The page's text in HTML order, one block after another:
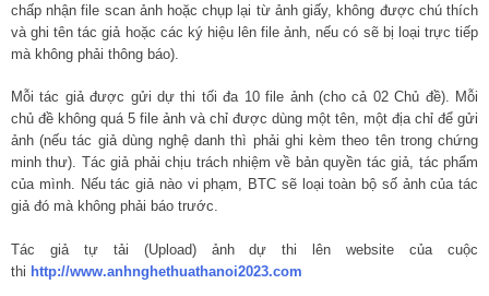
chấp nhận file scan ảnh hoặc chụp lại từ ảnh giấy, không được chú thích
và ghi tên tác giả hoặc các ký hiệu lên file ảnh, nếu có sẽ bị loại trực tiếp
mà không phải thông báo).
Mỗi tác giả được gửi dự thi tối đa 10 file ảnh (cho cả 02 Chủ đề). Mỗi
chủ đề không quá 5 file ảnh và chỉ được dùng một tên, một địa chỉ để gửi
ảnh (nếu tác giả dùng nghệ danh thì phải ghi kèm theo tên trong chứng
minh thư). Tác giả phải chịu trách nhiệm về bản quyền tác giả, tác phẩm
của mình. Nếu tác giả nào vi phạm, BTC sẽ loại toàn bộ số ảnh của tác
giả đó mà không phải báo trước.
Tác giả tự tải (Upload) ảnh dự thi lên website của cuộc
thi http://www.anhnghethuathanoi2023.com